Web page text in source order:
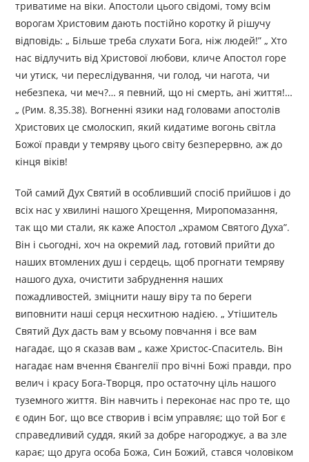
триватиме на віки. Апостоли цього свідомі, тому всім
ворогам Христовим дають постійно коротку й рішучу
відповідь: „ Більше треба слухати Бога, ніж людей!” „ Хто
нас відлучить від Христової любови, кличе Апостол горе
чи утиск, чи переслідування, чи голод, чи нагота, чи
небезпека, чи меч?… я певний, що ні смерть, ані життя!…
„ (Рим. 8,35.38). Вогненні язики над головами апостолів
Христових це смолоскип, який кидатиме вогонь світла
Божої правди у темряву цього світу безперервно, аж до
кінця віків!
Той самий Дух Святий в особливший спосіб прийшов і до
всіх нас у хвилині нашого Хрещення, Миропомазання,
так що ми стали, як каже Апостол „храмом Святого Духа”.
Він і сьогодні, хоч на окремий лад, готовий прийти до
наших втомлених душ і сердець, щоб прогнати темряву
нашого духа, очистити забруднення наших
пожадливостей, зміцнити нашу віру та по береги
виповнити наші серця несхитною надією. „ Утішитель
Святий Дух дасть вам у всьому повчання і все вам
нагадає, що я сказав вам „ каже Христос-Спаситель. Він
нагадає нам вчення Євангелії про вічні Божі правди, про
велич і красу Бога-Творця, про остаточну ціль нашого
туземного життя. Він навчить і переконає нас про те, що
є один Бог, що все створив і всім управляє; що той Бог є
справедливий суддя, який за добре нагороджує, а ва зле
карає; що друга особа Божа, Син Божий, стався чоловіком